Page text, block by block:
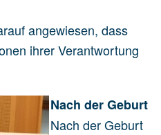
angewiesen, dass
ihrer Verantwortung
Nach der Geburt
Nach der Geburt